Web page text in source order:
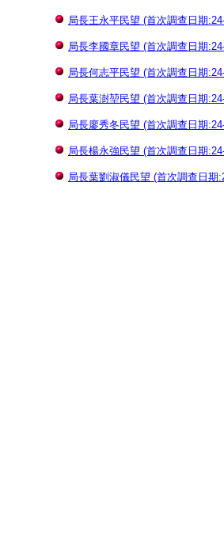
局長王永平民望 (首次調查日期
局長李國章民望 (首次調查日期
局長何志平民望 (首次調查日期
局長葉澍堃民望 (首次調查日期
局長廖秀冬民望 (首次調查日期
局長楊永強民望 (首次調查日期
局長葉劉淑儀民望 (首次調查日期